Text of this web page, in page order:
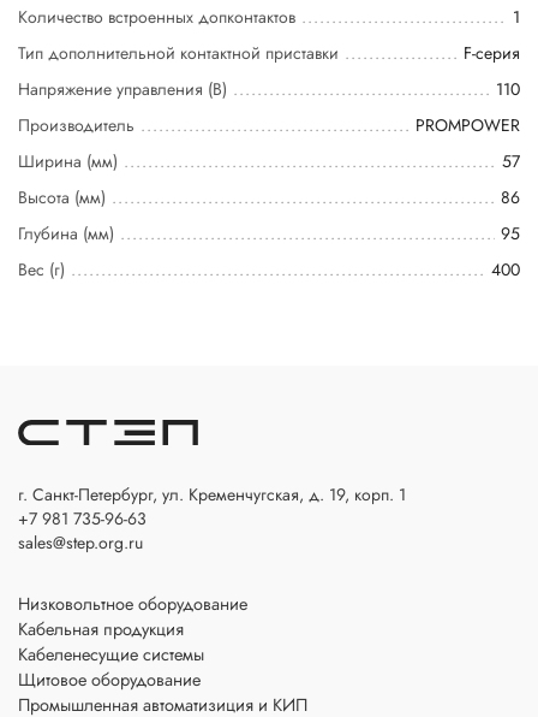
Количество встроенных допконтактов
1
Тип дополнительной контактной приставки
F-серия
Напряжение управления (В)
110
Производитель
PROMPOWER
Ширина (мм)
57
Высота (мм)
86
Глубина (мм)
95
Вес (г)
400
г. Санкт-Петербург, ул. Кременчугская, д. 19, корп. 1
+7 981 735-96-63
sales@step.org.ru
Низковольтное оборудование
Кабельная продукция
Кабеленесущие системы
Щитовое оборудование
Промышленная автоматизиция и КИП